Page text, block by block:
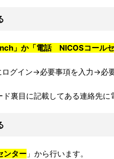
」か「電話 NICOSコールセ
グイン→必要事項を入力→必
裏目に記載してある連絡先に
ンター 」から行います。